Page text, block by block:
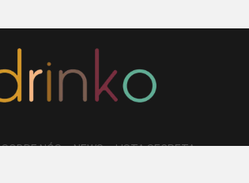
SOBRE NÓS NEWS LISTA SECRETA